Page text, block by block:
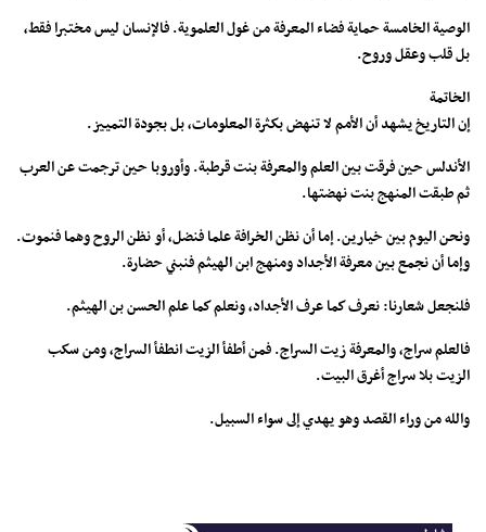
الوصية الخامسة حماية فضاء المعرفة من غول العلموية. فالإنسان ليس مختبرا فقط،
بل قلب وعقل وروح.
الخاتمة
إن التاريخ يشهد أن الأمم لا تنهض بكثرة المعلومات، بل بجودة التمييز.
الأندلس حين فرقت بين العلم والمعرفة بنت قرطبة. وأوروبا حين ترجمت عن العرب
ثم طبقت المنهج بنت نهضتها.
ونحن اليوم بين خيارين. إما أن نظن الخرافة علما فنضل، أو نظن الروح وهما فنموت.
وإما أن نجمع بين معرفة الأجداد ومنهج ابن الهيثم فنبني حضارة.
فلنجعل شعارنا: نعرف كما عرف الأجداد، ونعلم كما علم الحسن بن الهيثم.
فالعلم سراج، والمعرفة زيت السراج. فمن أطفأ الزيت انطفأ السراج، ومن سكب
الزيت بلا سراج أغرق البيت.
والله من وراء القصد وهو يهدي إلى سواء السبيل.